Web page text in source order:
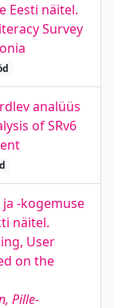
Eesti näitel.
Survey
analüüs
of SRv6
-kogemuse
näitel.
User
on the
Pille-